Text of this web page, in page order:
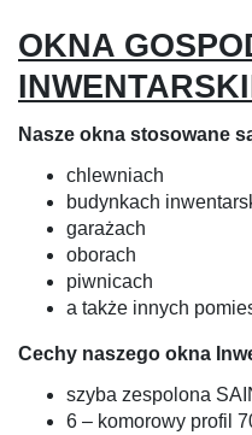
OKNA
Nasze okna stosowane
chlewniach
budynkach
garażach
oborach
piwnicach
a także innych
Cechy naszego okna
szyba zespolona
6 – komorowy profil